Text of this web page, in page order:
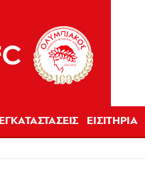
ΕΓΚΑΤΑΣΤΑΣΕΙΣ ΕΙΣΙΤΗΡΙΑ